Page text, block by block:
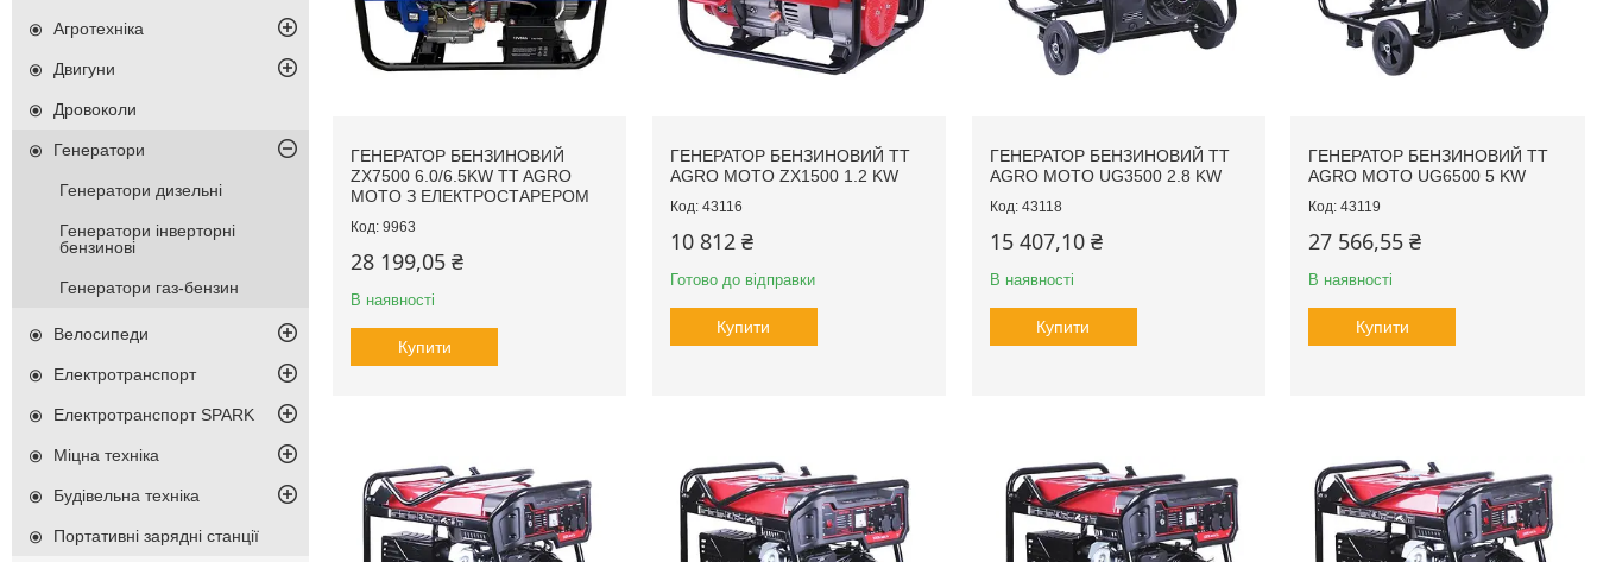
ГЕНЕРАТОР БЕНЗИНОВИЙ
ZX7500 6.0/6.5KW TT AGRO
MOTO З ЕЛЕКТРОСТАРЕРОМ
9963
28 199,05 ₴
В наявності
Купити
ГЕНЕРАТОР БЕНЗИНОВИЙ TT
AGRO MOTO ZX1500 1.2 KW
43116
10 812 ₴
Готово до відправки
Купити
ГЕНЕРАТОР БЕНЗИНОВИЙ TT
AGRO MOTO UG3500 2.8 KW
43118
15 407,10 ₴
В наявності
Купити
ГЕНЕРАТОР БЕНЗИНОВИЙ TT
AGRO MOTO UG6500 5 KW
43119
27 566,55 ₴
В наявності
Купити
Агротехніка
Двигуни
Дровоколи
Генератори
Генератори дизельні
Генератори інверторні
бензинові
Генератори газ-бензин
Велосипеди
Електротранспорт
Електротранспорт SPARK
Міцна техніка
Будівельна техніка
Портативні зарядні станції